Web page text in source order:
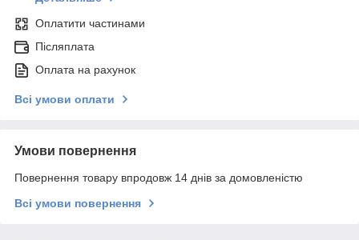
Оплатити частинами
Післяплата
Оплата на рахунок
Всі умови оплати
Умови повернення
Повернення товару впродовж 14 днів за домовленістю
Всі умови повернення